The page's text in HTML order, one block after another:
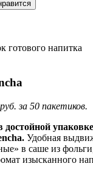
готового напитка
за 50 пакетиков.
Удобная
в саше из
изысканного